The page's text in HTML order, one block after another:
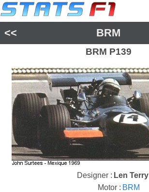
<< BRM
BRM P139
Designer : Len Terry
Motor : BRM